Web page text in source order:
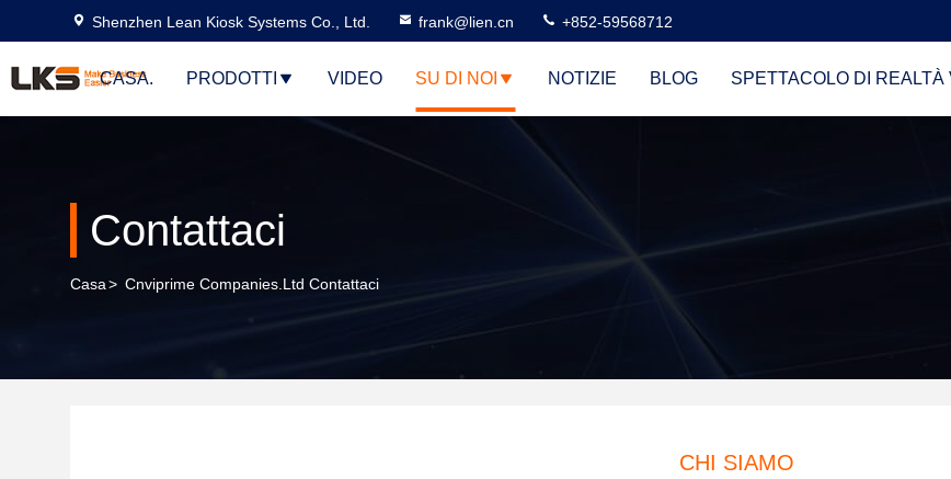
Shenzhen Lean Kiosk Systems Co., Ltd. frank@lien.cn +852-59568712
CASA. PRODOTTI VIDEO SU DI NOI NOTIZIE BLOG SPETTACOLO DI REALTÀ
Contattaci
Casa> Cnviprime Companies.Ltd Contattaci
CHI SIAMO